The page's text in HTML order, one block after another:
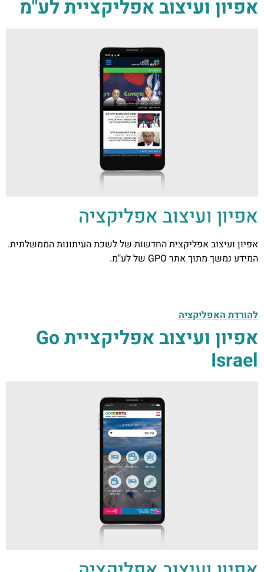
אפיון ועיצוב אפליקציית לע"מ
אפיון ועיצוב אפליקציה
אפיון ועיצוב אפליקצית החדשות של לשכת העיתונות הממשלתית.
המידע נמשך מתוך אתר GPO של לע"מ.
להורדת האפליקציה​
אפיון ועיצוב אפליקציית Go
Israel